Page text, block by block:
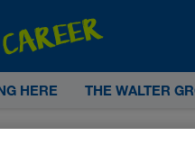
HERE THE WALTER